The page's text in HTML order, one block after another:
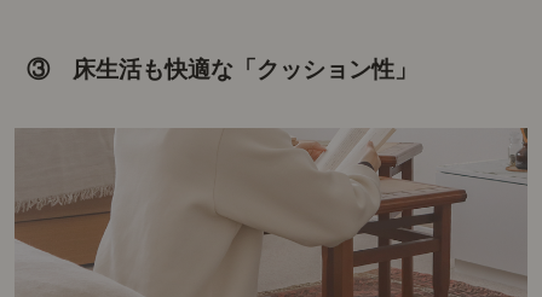
③ 床生活も快適な「クッション性」